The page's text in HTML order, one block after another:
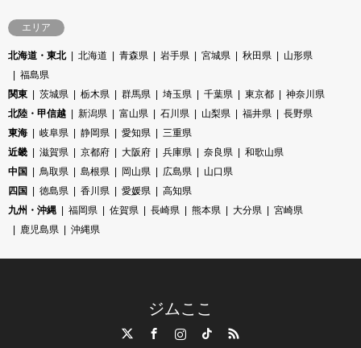
エリア
北海道・東北 北海道 青森県 岩手県 宮城県 秋田県
山形県
福島県
関東
茨城県 栃木県 群馬県 埼玉県 千葉県 東京都
神奈川県
北陸・甲信越
新潟県 富山県 石川県 山梨県 福井県
長野県
東海
岐阜県 静岡県 愛知県
三重県
近畿
滋賀県 京都府 大阪府 兵庫県 奈良県
和歌山県
中国
鳥取県 島根県 岡山県 広島県
山口県
四国
徳島県 香川県 愛媛県
高知県
九州・沖縄
福岡県 佐賀県 長崎県 熊本県 大分県
宮崎県
鹿児島県
沖縄県
ジムここ
TikTok RSS